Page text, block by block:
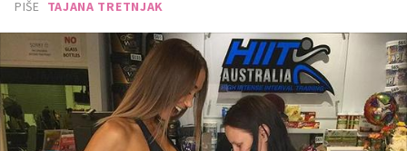
PIŠE TAJANA TRETNJAK